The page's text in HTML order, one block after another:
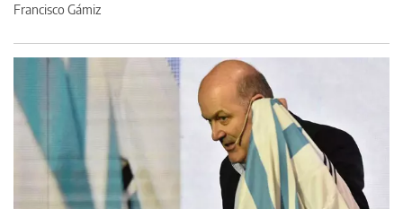
Francisco Gámiz